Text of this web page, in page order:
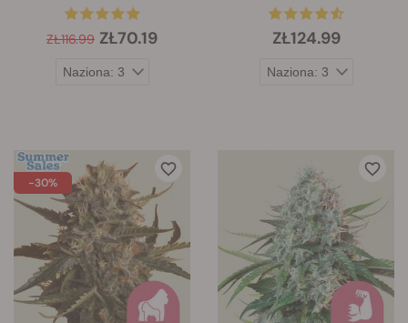
ZŁ116.99 ZŁ70.19 ZŁ124.99
-30%